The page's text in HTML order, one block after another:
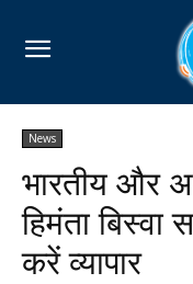
News
भारतीय और
हिमंता बिस्वा
करें व्यापार